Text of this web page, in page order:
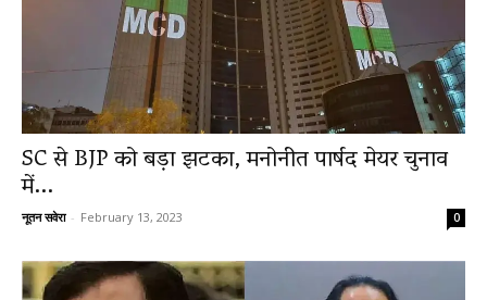
SC से BJP को बड़ा झटका, मनोनीत पार्षद मेयर चुनाव
में...
नूतन सवेरा - February 13, 2023 0